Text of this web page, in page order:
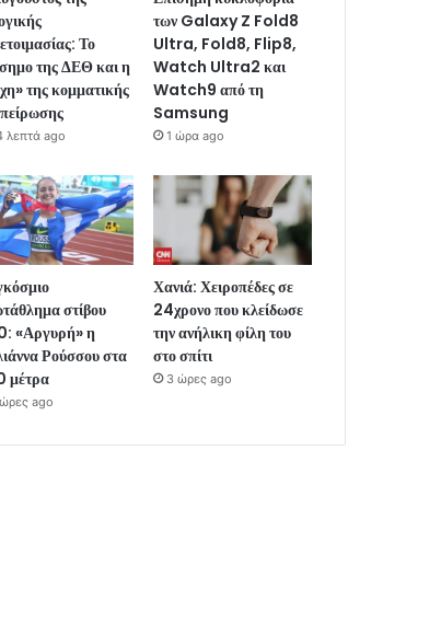
Το
της ΔΕΘ και η
της κομματικής
λεπτά ago
των Galaxy Z Fold8
Ultra, Fold8, Flip8,
Watch Ultra2 και
Watch9 από τη
Samsung
1 ώρα ago
στίβου
«Αργυρή» η
Ρούσσου στα
μέτρα
ago
Χανιά: Χειροπέδες σε
24χρονο που κλείδωσε
την ανήλικη φίλη του
στο σπίτι
3 ώρες ago